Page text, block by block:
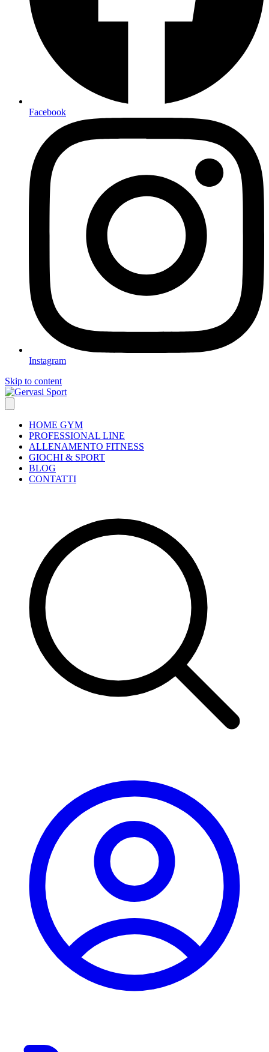
Facebook
Instagram
Skip to content
HOME GYM
PROFESSIONAL LINE
ALLENAMENTO FITNESS
GIOCHI & SPORT
BLOG
CONTATTI